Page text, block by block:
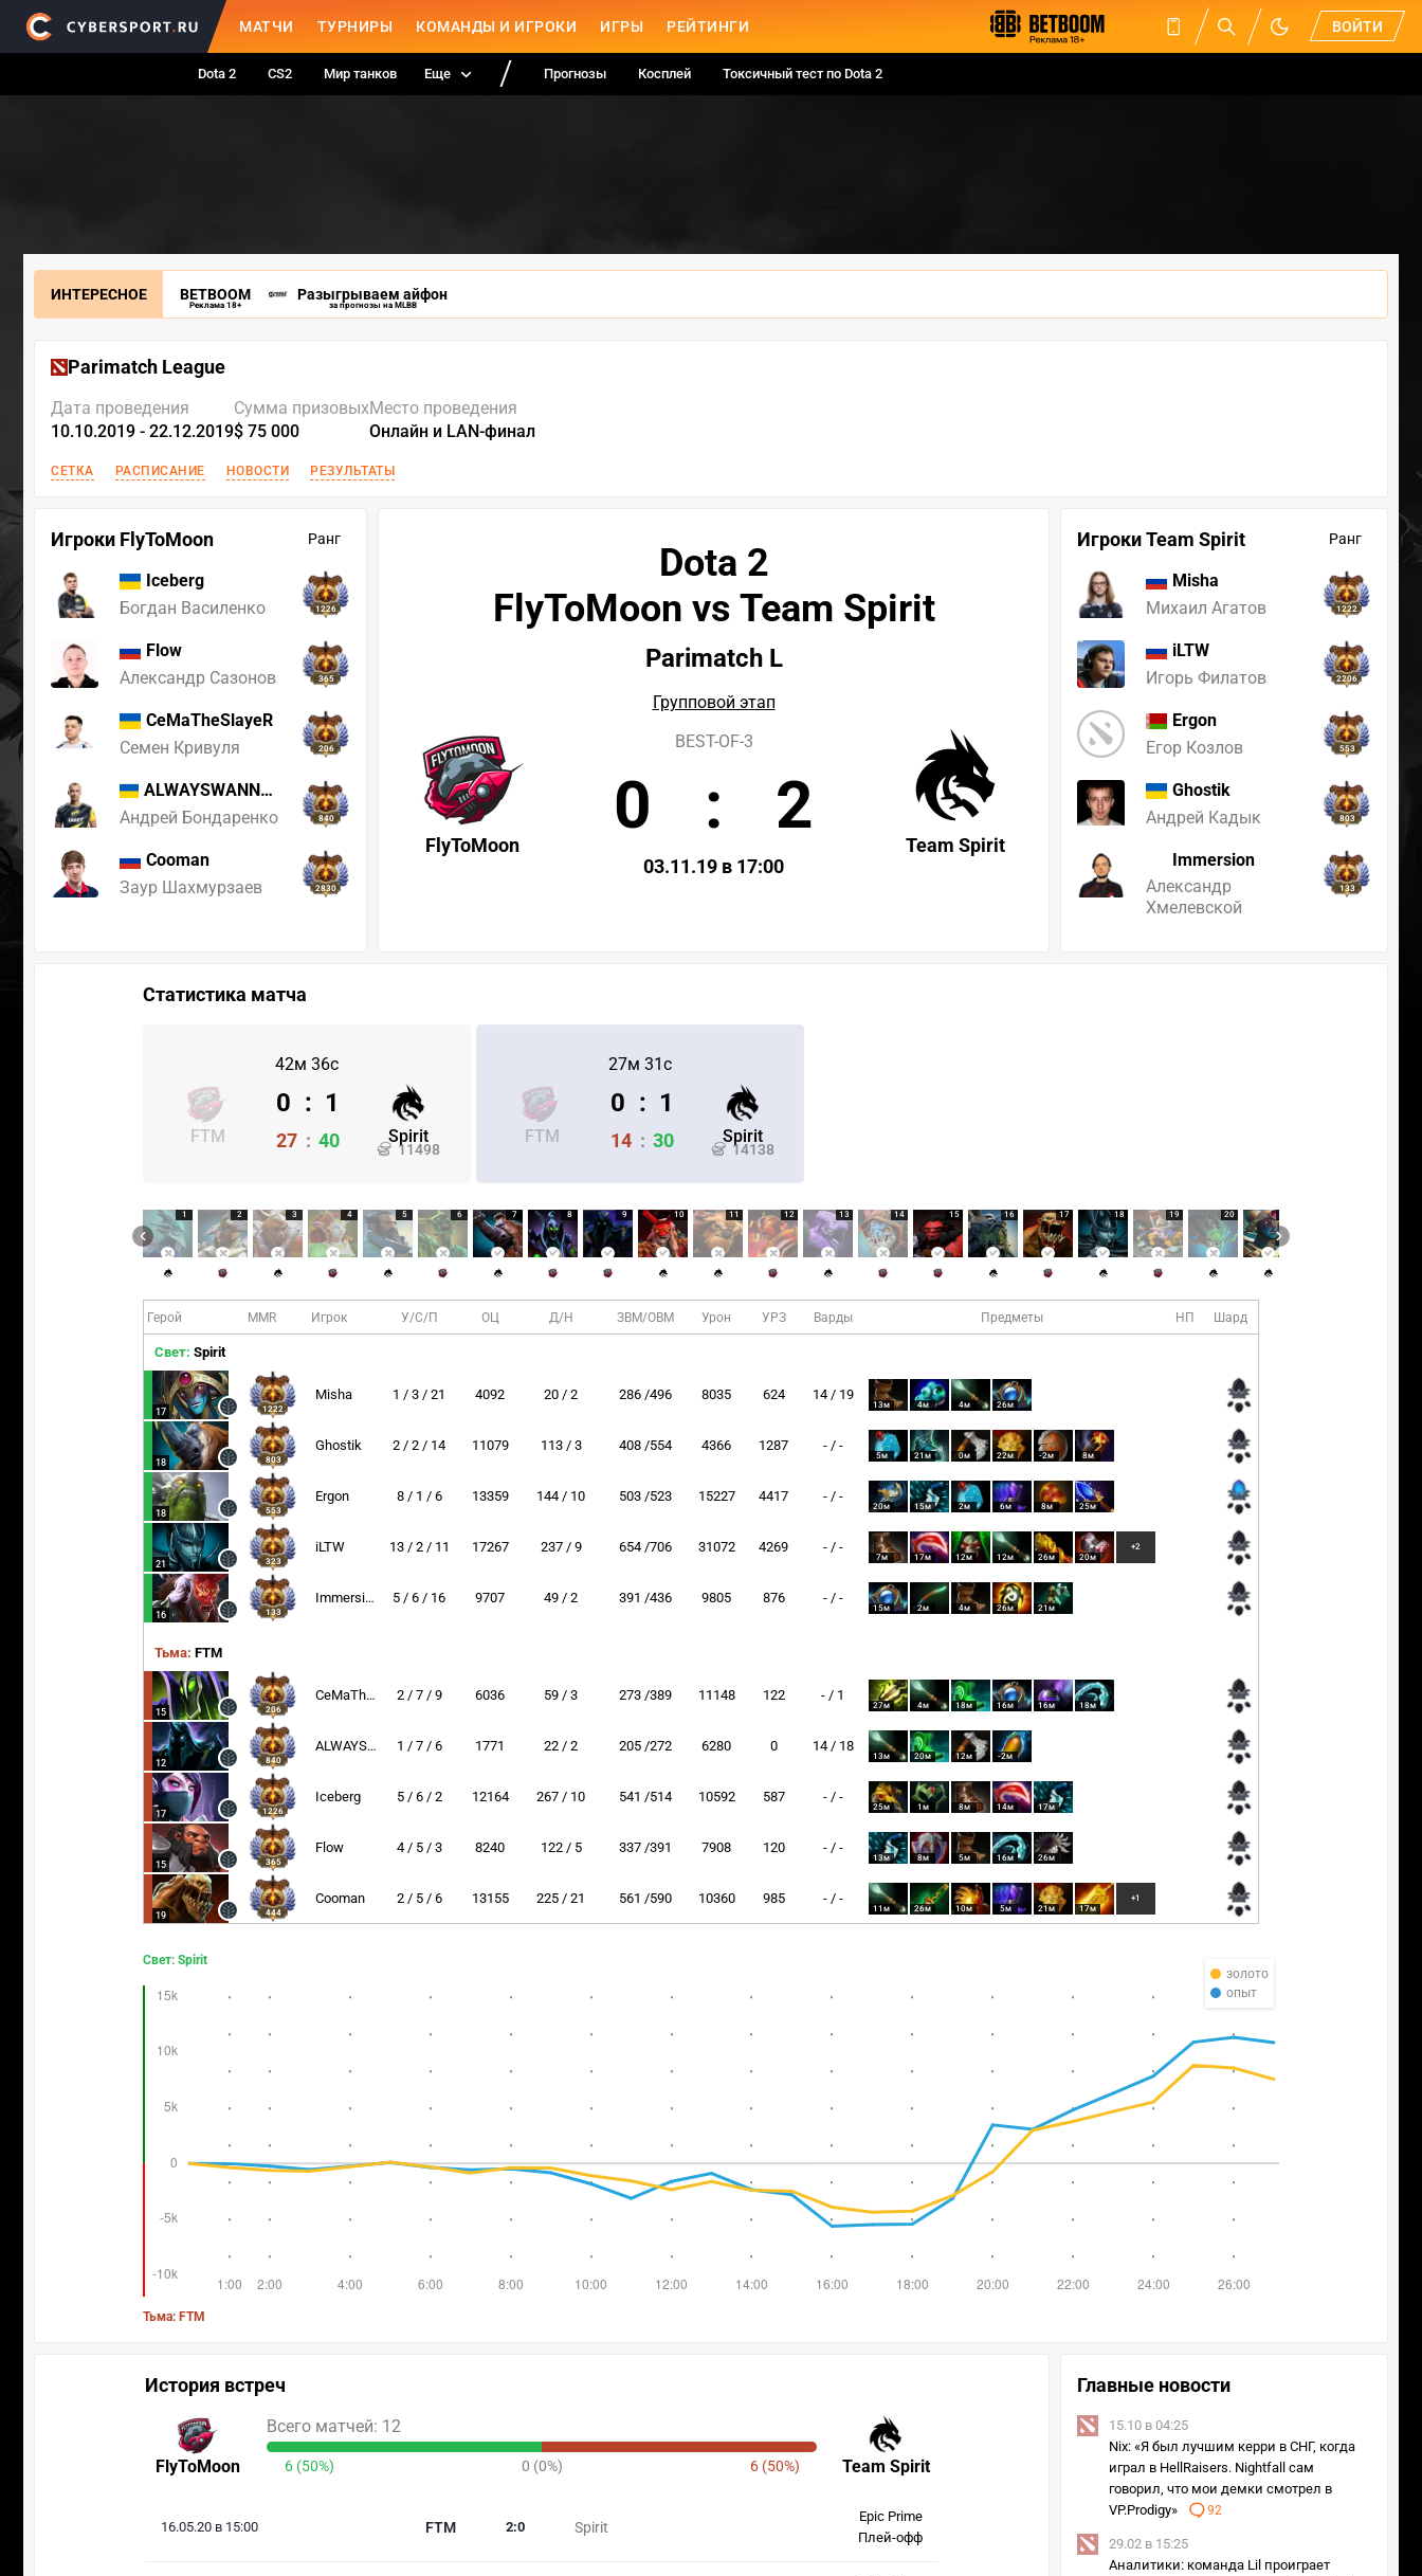
МАТЧИ ТУРНИРЫ КОМАНДЫ И ИГРОКИ ИГРЫ РЕЙТИНГИ ВОЙТИ
Dota 2 CS2 Мир танков Еще Прогнозы Косплей Токсичный тест по Dota 2
ИНТЕРЕСНОЕ BETBOOM
Реклама 18+
Разыгрываем айфон
за прогнозы на MLBB
Parimatch League
Дата проведения
10.10.2019 - 22.12.2019
Сумма призовых
$ 75 000
Место проведения
Онлайн и LAN-финал
СЕТКА РАСПИСАНИЕ НОВОСТИ РЕЗУЛЬТАТЫ
Игроки FlyToMoon Ранг
Iceberg
Богдан Василенко
1226
Flow
Александр Сазонов
365
CeMaTheSlayeR
Семен Кривуля
206
ALWAYSWANNAFLY
Андрей Бондаренко
840
Cooman
Заур Шахмурзаев
2830
Игроки Team Spirit Ранг
Misha
Михаил Агатов
1222
iLTW
Игорь Филатов
2206
Ergon
Егор Козлов
553
Ghostik
Андрей Кадык
803
Immersion
Александр
Хмелевской
133
Dota 2
FlyToMoon vs Team Spirit
Parimatch L
Групповой этап
FlyToMoon Team Spirit
BEST-OF-3
0 : 2
03.11.19 в 17:00
Статистика матча
42м 36с
FTM Spirit
11498
0 : 1
27 : 40
27м 31с
FTM Spirit
14138
0 : 1
14 : 30
1 2 3 4 5 6 7 8 9 10 11 12 13 14 15 16 17 18 19 20
Герой MMR Игрок У/С/П ОЦ Д/Н ЗВМ/ОВМ Урон УРЗ Варды Предметы НП Шард
Свет: Spirit
17 1222
Misha 1 / 3 / 21 4092 20 / 2 286 /496 8035 624 14 / 19
13м 4м 4м 26м
18 803
Ghostik 2 / 2 / 14 11079 113 / 3 408 /554 4366 1287 - / -
5м 21м 0м 22м -2м 8м
18 553
Ergon 8 / 1 / 6 13359 144 / 10 503 /523 15227 4417 - / -
20м 15м 2м 6м 8м 25м
21 323
iLTW 13 / 2 / 11 17267 237 / 9 654 /706 31072 4269 - / -
7м 17м 12м 12м 26м 20м
+2
16 133
Immersion 5 / 6 / 16 9707 49 / 2 391 /436 9805 876 - / -
15м 2м 4м 26м 21м
Тьма: FTM
15 206
CeMaTheSlayeR 2 / 7 / 9 6036 59 / 3 273 /389 11148 122 - / 1
27м 4м 18м 16м 16м 18м
12 840
ALWAYSWANNAFLY 1 / 7 / 6 1771 22 / 2 205 /272 6280 0 14 / 18
13м 20м 12м -2м
17 1226
Iceberg 5 / 6 / 2 12164 267 / 10 541 /514 10592 587 - / -
25м 1м 8м 14м 17м
15 365
Flow 4 / 5 / 3 8240 122 / 5 337 /391 7908 120 - / -
13м 8м 5м 16м 26м
19 444
Cooman 2 / 5 / 6 13155 225 / 21 561 /590 10360 985 - / -
11м 26м 10м 5м 21м 17м
+1
золото
опыт
Свет: Spirit
Тьма: FTM
История встреч
FlyToMoon Team Spirit
Всего матчей: 12
6 (50%) 0 (0%) 6 (50%)
16.05.20 в 15:00 FTM Spirit
2:0
Epic Prime
Плей-офф
Главные новости
15.10 в 04:25
Nix: «Я был лучшим керри в СНГ, когда
играл в HellRaisers. Nightfall сам
говорил, что мои демки смотрел в
VP.Prodigy»
92
29.02 в 15:25
Аналитики: команда Lil проиграет